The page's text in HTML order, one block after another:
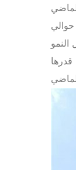
أنه في ظل النمو
ستستخدم 3.24 مليون طن من الألومنيوم في عام 2022، بزيادة قدرها